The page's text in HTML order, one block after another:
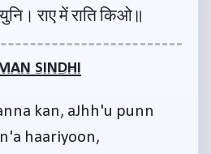
राए में राति किओ॥
SINDHI
kan, aJhh'u punn
haariyoon,